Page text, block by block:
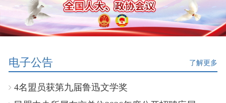
电子公告 了解更多
4名盟员获第九届鲁迅文学奖